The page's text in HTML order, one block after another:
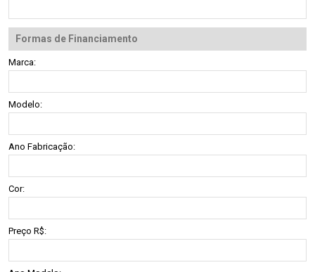
Formas de Financiamento
Marca:
Modelo:
Ano Fabricação:
Cor:
Preço R$: